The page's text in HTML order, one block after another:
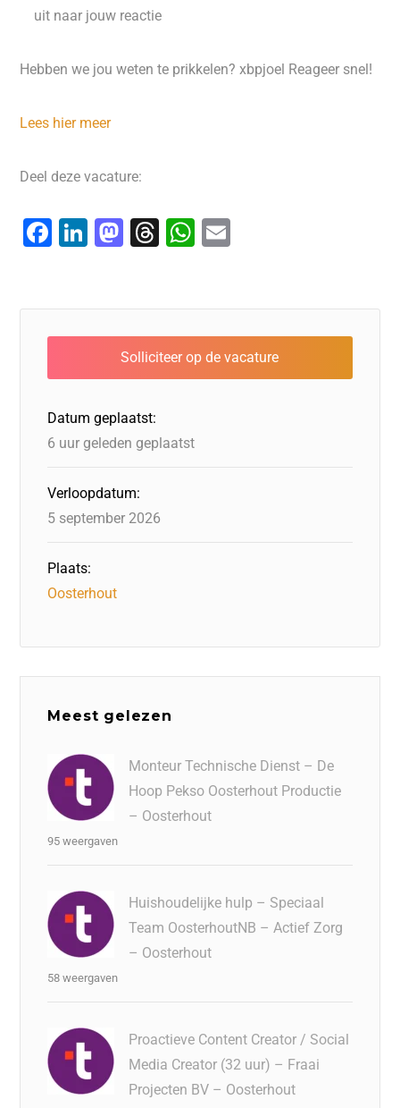
uit naar jouw reactie
Hebben we jou weten te prikkelen? xbpjoel Reageer snel!
Lees hier meer
Deel deze vacature:
F
e
b
o
o
k
Li
e
dI
n
M
o
d
o
n
T
a
d
s
W
s
A
p
l
Datum geplaatst:
6 uur geleden geplaatst
Verloopdatum:
5 september 2026
Plaats:
Oosterhout
Meest gelezen
Monteur Technische Dienst – De
Hoop Pekso Oosterhout Productie
– Oosterhout
95 weergaven
Huishoudelijke hulp – Speciaal
Team OosterhoutNB – Actief Zorg
– Oosterhout
58 weergaven
Proactieve Content Creator / Social
Media Creator (32 uur) – Fraai
Projecten BV – Oosterhout